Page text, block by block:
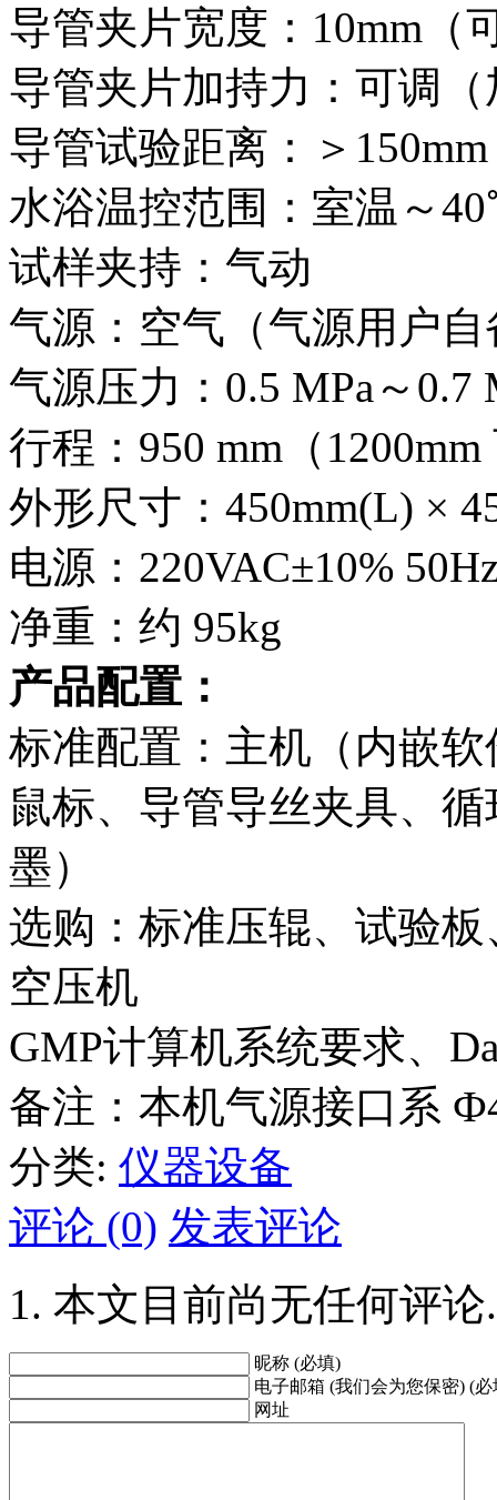
导管夹片宽度：10mm（
导管夹片加持力：可调
导管试验距离：＞150mm
水浴温控范围：室温～
试样夹持：气动
气源：空气（气源用户自
气源压力：0.5 MPa～0.7
行程：950 mm（
外形尺寸：450mm(L) ×
电源：220VAC±10%
净重：约 95kg
产品配置：
标准配置：主机（内嵌
鼠标、导管导丝夹具、
墨）
选购：标准压辊、试验
空压机
GMP计算机系统要求、
备注：本机气源接口系
分类: 仪器设备
评论 (0) 发表评论
本文目前尚无任何评论.
昵称 (必填)
电子邮箱 (我们会为您保密) (必
网址